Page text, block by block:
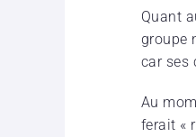
Quant
groupe
car ses
Au
ferait «